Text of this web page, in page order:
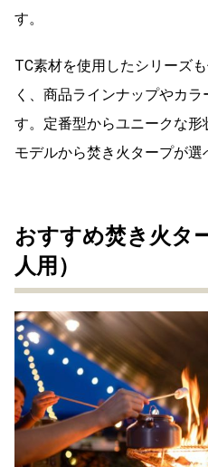
す。
TC素材を使用したシリーズ
く、商品ラインナップやカ
す。定番型からユニークな
モデルから焚き火タープが選
おすすめ焚き火タ
人用）